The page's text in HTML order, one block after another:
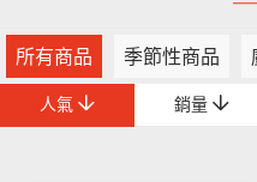
所有商品 季節性商品
人氣 銷量